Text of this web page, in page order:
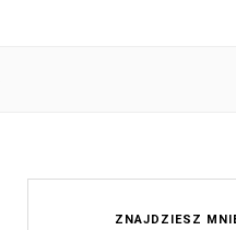
ZNAJDZIESZ